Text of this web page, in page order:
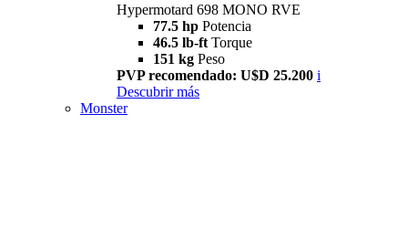
Hypermotard 698 MONO RVE
77.5 hp Potencia
46.5 lb-ft Torque
151 kg Peso
PVP recomendado: U$D 25.200 i
Descubrir más
Monster